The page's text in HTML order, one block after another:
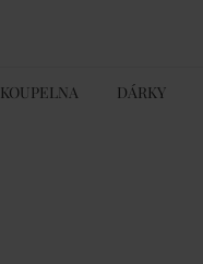
KOUPELNA DÁRKY